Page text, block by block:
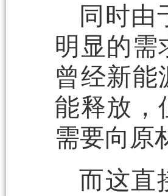
同时由
明显的需
曾经新能
能释放，
需要向原
而这直